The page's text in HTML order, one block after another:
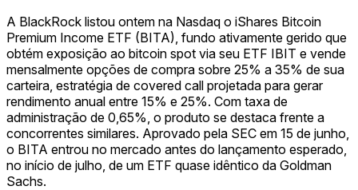
A BlackRock listou ontem na Nasdaq o iShares Bitcoin
Premium Income ETF (BITA), fundo ativamente gerido que
obtém exposição ao bitcoin spot via seu ETF IBIT e vende
mensalmente opções de compra sobre 25% a 35% de sua
carteira, estratégia de covered call projetada para gerar
rendimento anual entre 15% e 25%. Com taxa de
administração de 0,65%, o produto se destaca frente a
concorrentes similares. Aprovado pela SEC em 15 de junho,
o BITA entrou no mercado antes do lançamento esperado,
no início de julho, de um ETF quase idêntico da Goldman
Sachs.